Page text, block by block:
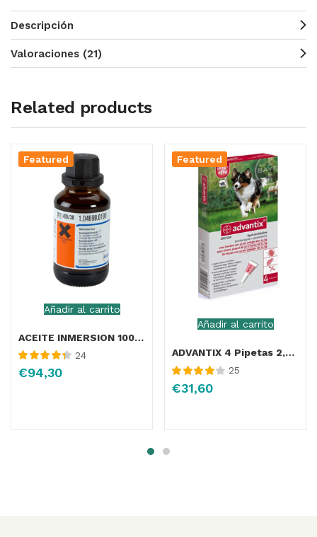
Descripción
Valoraciones (21)
Related products
Añadir al carrito
Featured
ACEITE INMERSION 100ML 1 unidad KRUUSE
Valorado con
4.43de 5
24
€94,30
Añadir al carrito
Featured
ADVANTIX 4 Pipetas 2,5ML (10-25 Kg)
Valorado
con 4.13de
25
€31,60